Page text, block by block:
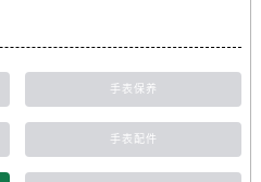
手表保养
手表配件